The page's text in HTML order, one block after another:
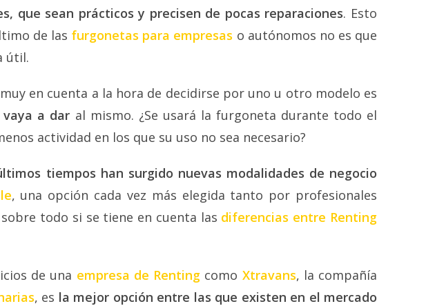
que sean prácticos y precisen de pocas reparaciones. Esto
de las furgonetas para empresas o autónomos no es que
útil.
en cuenta a la hora de decidirse por uno u otro modelo es
a dar al mismo. ¿Se usará la furgoneta durante todo el
actividad en los que su uso no sea necesario?
tiempos han surgido nuevas modalidades de negocio
, una opción cada vez más elegida tanto por profesionales
todo si se tiene en cuenta las diferencias entre Renting
de una empresa de Renting como Xtravans, la compañía
, es la mejor opción entre las que existen en el mercado